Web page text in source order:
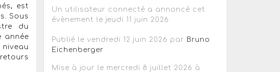
est
Sous
du
année
Un utilisateur connecté a annoncé cet
évènement le jeudi 11 juin 2026
Publié le vendredi 12 juin 2026 par Bruno
Eichenberger
Mise à jour le mercredi 8 juillet 2026 à